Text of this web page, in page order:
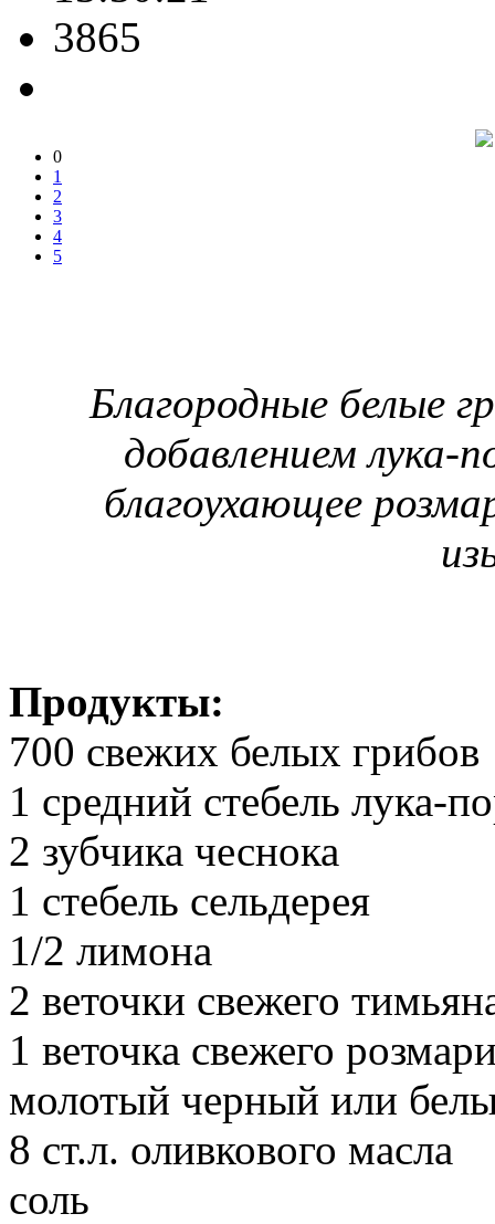
3865
0
1
2
3
4
5
Благородные белые
добавлением лука-
благоухающее
Продукты:
700 свежих белых грибов
1 средний стебель лука-
2 зубчика чеснока
1 стебель сельдерея
1/2 лимона
2 веточки свежего
1 веточка свежего
молотый черный или
8 ст.л. оливкового масла
соль